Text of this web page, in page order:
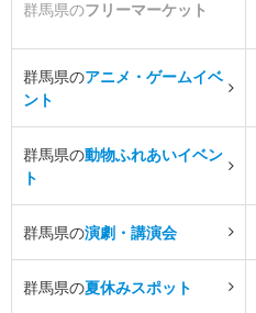
群馬県のフリーマーケット
群馬県のアニメ・ゲームイベ
ント
群馬県の動物ふれあいイベン
ト
群馬県の演劇・講演会
群馬県の夏休みスポット